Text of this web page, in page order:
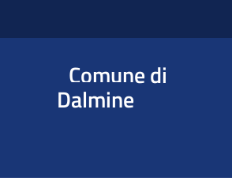
Comune di
Dalmine